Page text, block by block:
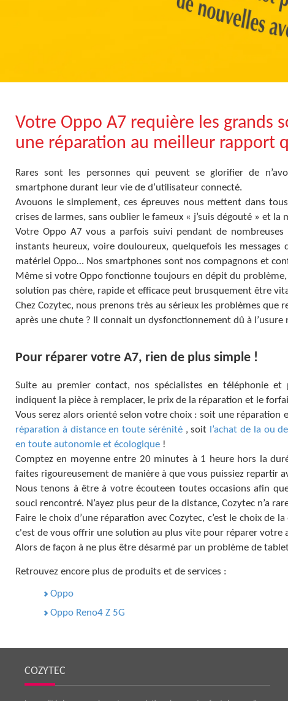
Votre Oppo A7 requière les grands
une réparation au meilleur rapport
Rares sont les personnes qui peuvent se glorifier de
smartphone durant leur vie de d’utilisateur connecté.
Avouons le simplement, ces épreuves nous mettent dans
crises de larmes, sans oublier le fameux « j’suis dégouté » et
Votre Oppo A7 vous a parfois suivi pendant de
instants heureux, voire douloureux, quelquefois les
matériel Oppo… Nos smartphones sont nos compagnons et
Même si votre Oppo fonctionne toujours en dépit du
solution pas chère, rapide et efficace peut brusquement être
Chez Cozytec, nous prenons très au sérieux les problèmes que
après une chute ? Il connait un dysfonctionnement dû à
Pour réparer votre A7, rien de plus simple !
Suite au premier contact, nos spécialistes en téléphonie
indiquent la pièce à remplacer, le prix de la réparation et le
Vous serez alors orienté selon votre choix : soit une réparation
réparation à distance en toute sérénité , soit l’achat de la ou
en toute autonomie et écologique !
Comptez en moyenne entre 20 minutes à 1 heure hors la
faites rigoureusement de manière à que vous puissiez repartir
Nous tenons à être à votre écouteen toutes occasions afin
souci rencontré. N’ayez plus peur de la distance, Cozytec n’a
Faire le choix d’une réparation avec Cozytec, c’est le choix
c'est de vous offrir une solution au plus vite pour réparer votre
Alors de façon à ne plus être désarmé par un problème de
Retrouvez encore plus de produits et de services :
Oppo
Oppo Reno4 Z 5G
COZYTEC